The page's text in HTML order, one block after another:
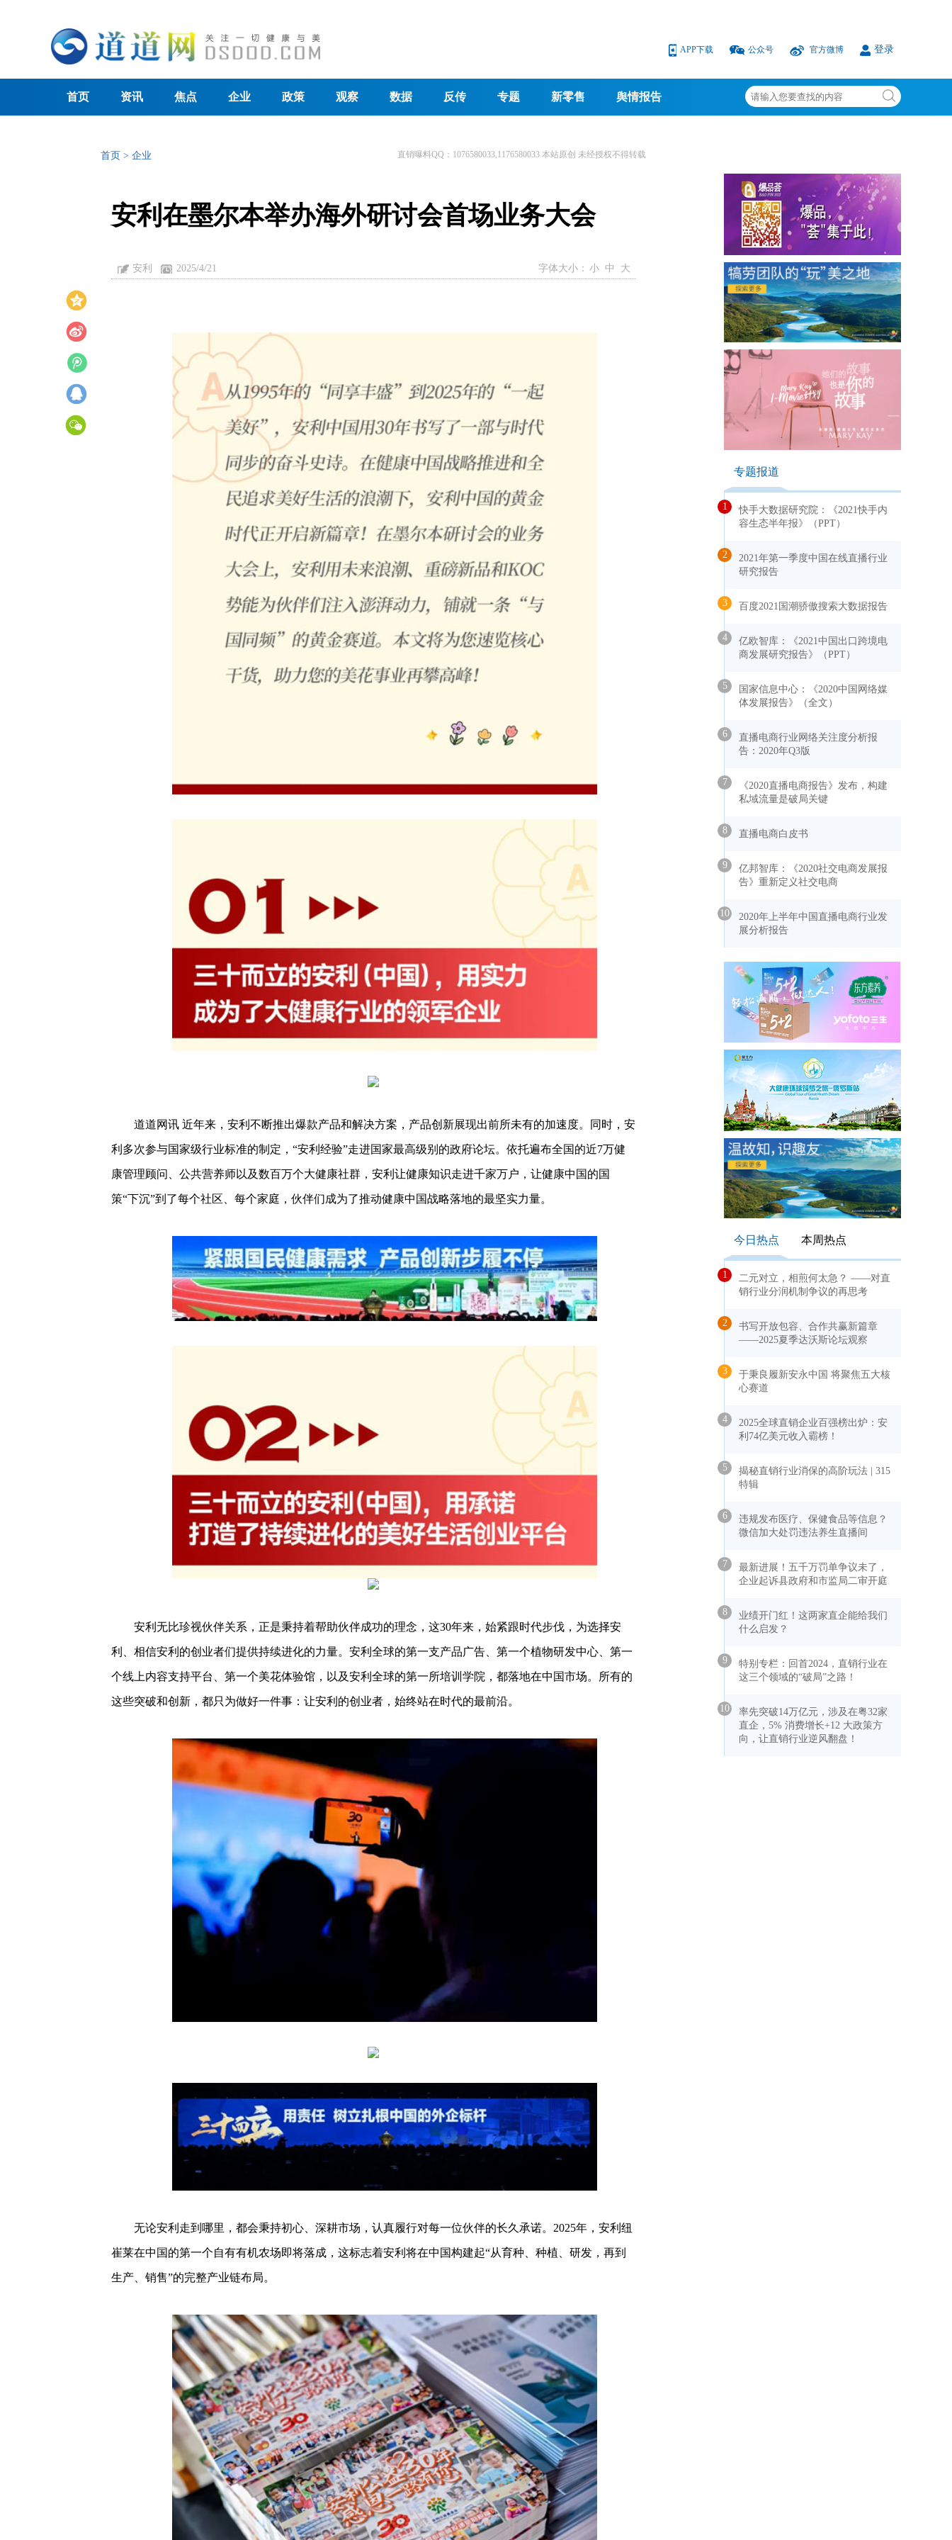
APP下载 公众号 官方微博 登录
首页 资讯 焦点 企业 政策 观察 数据 反传 专题 新零售 舆情报告
首页 > 企业 直销曝料QQ：1076580033,1176580033 本站原创 未经授权不得转载
安利在墨尔本举办海外研讨会首场业务大会
安利 2025/4/21 字体大小： 小 中 大
道道网讯 近年来，安利不断推出爆款产品和解决方案，产品创新展现出前所未有的加速度。同时，安
利多次参与国家级行业标准的制定，“安利经验”走进国家最高级别的政府论坛。依托遍布全国的近7万健
康管理顾问、公共营养师以及数百万个大健康社群，安利让健康知识走进千家万户，让健康中国的国
策“下沉”到了每个社区、每个家庭，伙伴们成为了推动健康中国战略落地的最坚实力量。
安利无比珍视伙伴关系，正是秉持着帮助伙伴成功的理念，这30年来，始紧跟时代步伐，为选择安
利、相信安利的创业者们提供持续进化的力量。安利全球的第一支产品广告、第一个植物研发中心、第一
个线上内容支持平台、第一个美花体验馆，以及安利全球的第一所培训学院，都落地在中国市场。所有的
这些突破和创新，都只为做好一件事：让安利的创业者，始终站在时代的最前沿。
无论安利走到哪里，都会秉持初心、深耕市场，认真履行对每一位伙伴的长久承诺。2025年，安利纽
崔莱在中国的第一个自有有机农场即将落成，这标志着安利将在中国构建起“从育种、种植、研发，再到
生产、销售”的完整产业链布局。
专题报道
1
快手大数据研究院：《2021快手内
容生态半年报》（PPT）
2
2021年第一季度中国在线直播行业
研究报告
3 百度2021国潮骄傲搜索大数据报告
4
亿欧智库：《2021中国出口跨境电
商发展研究报告》（PPT）
5
国家信息中心：《2020中国网络媒
体发展报告》（全文）
6
直播电商行业网络关注度分析报
告：2020年Q3版
7
《2020直播电商报告》发布，构建
私域流量是破局关键
8 直播电商白皮书
9
亿邦智库：《2020社交电商发展报
告》重新定义社交电商
10
2020年上半年中国直播电商行业发
展分析报告
今日热点 本周热点
1
二元对立，相煎何太急？ ——对直
销行业分润机制争议的再思考
2
书写开放包容、合作共赢新篇章
——2025夏季达沃斯论坛观察
3
于秉良履新安永中国 将聚焦五大核
心赛道
4
2025全球直销企业百强榜出炉：安
利74亿美元收入霸榜！
5
揭秘直销行业消保的高阶玩法 | 315
特辑
6
违规发布医疗、保健食品等信息？
微信加大处罚违法养生直播间
7
最新进展！五千万罚单争议未了，
企业起诉县政府和市监局二审开庭
8
业绩开门红！这两家直企能给我们
什么启发？
9
特别专栏：回首2024，直销行业在
这三个领域的“破局”之路！
10
率先突破14万亿元，涉及在粤32家
直企，5% 消费增长+12 大政策方
向，让直销行业逆风翻盘！